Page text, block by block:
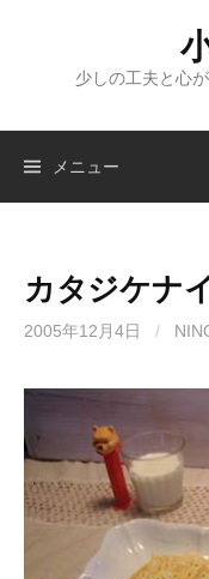
ツ
少しの工夫と心
メニュー
カタジケナ
2005年12月4日 /